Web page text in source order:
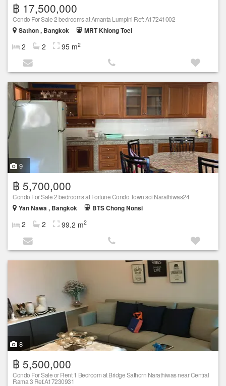
฿ 17,500,000
Condo For Sale 2 bedrooms at Amanta Lumpini Ref: A17241002
Sathon , Bangkok
MRT Khlong Toei
2 2 95 m2
9
฿ 5,700,000
Condo For Sale 2 bedrooms at Fortune Condo Town soi Narathiwas24
Yan Nawa , Bangkok
BTS Chong Nonsi
2 2 99.2 m2
8
฿ 5,500,000
Condo For Sale or Rent 1 Bedroom at Bridge Sathorn Narathiwas near Central
Rama 3 Ref.A17230931